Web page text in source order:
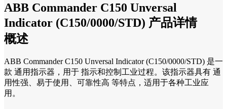
ABB Commander C150 Unversal
Indicator (C150/0000/STD) 产品详情
概述
ABB Commander C150 Unversal Indicator (C150/0000/STD) 是一
款 通用指示器，用于 指示和控制工业过程。该指示器具有 通
用性强、易于使用、可靠性高 等特点，适用于各种工业应
用。